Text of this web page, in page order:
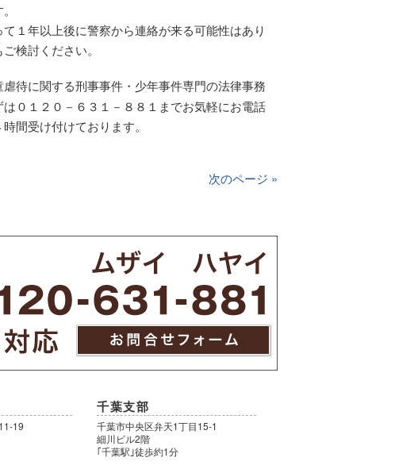
１年以上後に警察から連絡が来る可能性はあり
検討ください。
虐待に関する刑事事件・少年事件専門の法律事務
０１２０－６３１－８８１までお気軽にお電話
時間受け付けております。
次のページ »
19
千葉支部
千葉市中央区弁天1丁目15-1
細川ビル2階
｢千葉駅｣徒歩約1分